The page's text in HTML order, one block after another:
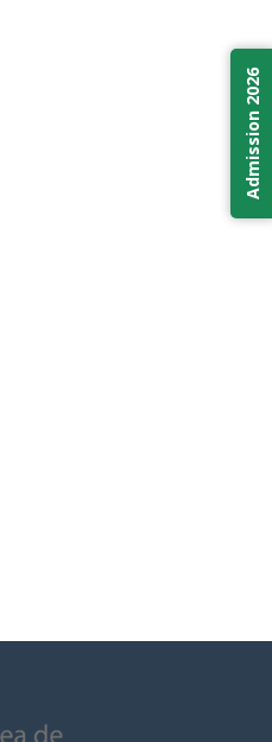
Admission 2026